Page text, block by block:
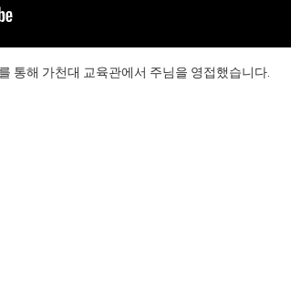
통해 가천대 교육관에서 주님을 영접했습니다.